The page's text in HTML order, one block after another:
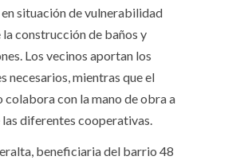
situación de vulnerabilidad
construcción de baños y
Los vecinos aportan los
necesarios, mientras que el
colabora con la mano de obra a
diferentes cooperativas.
beneficiaria del barrio 48